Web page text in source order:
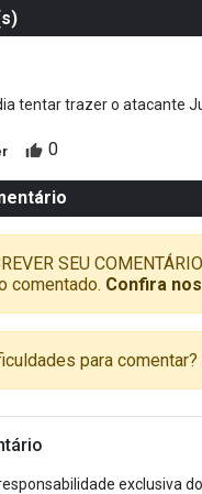
tentar trazer o atacante
0
SEU
comentado. Confira
para comentar?
exclusiva